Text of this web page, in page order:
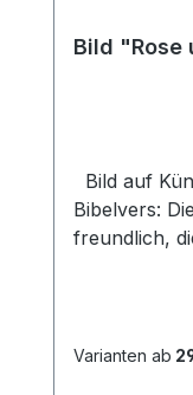
Bild "Rose
Bild auf
Bibelvers:
freundlich,
120cm wird
Varianten ab